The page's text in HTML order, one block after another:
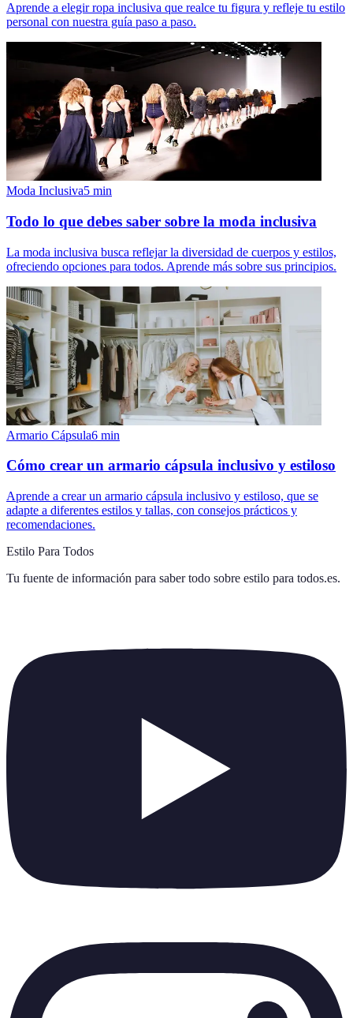
Aprende a elegir ropa inclusiva que realce tu figura y refleje tu estilo
personal con nuestra guía paso a paso.
Moda Inclusiva5 min
Todo lo que debes saber sobre la moda inclusiva
La moda inclusiva busca reflejar la diversidad de cuerpos y estilos,
ofreciendo opciones para todos. Aprende más sobre sus principios.
Armario Cápsula6 min
Cómo crear un armario cápsula inclusivo y estiloso
Aprende a crear un armario cápsula inclusivo y estiloso, que se
adapte a diferentes estilos y tallas, con consejos prácticos y
recomendaciones.
Estilo Para Todos
Tu fuente de información para saber todo sobre estilo para todos.es.